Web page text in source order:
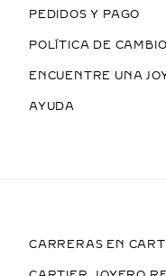
PEDIDOS Y PAGO
POLÍTICA DE
ENCUENTRE UNA
AYUDA
CARRERAS EN